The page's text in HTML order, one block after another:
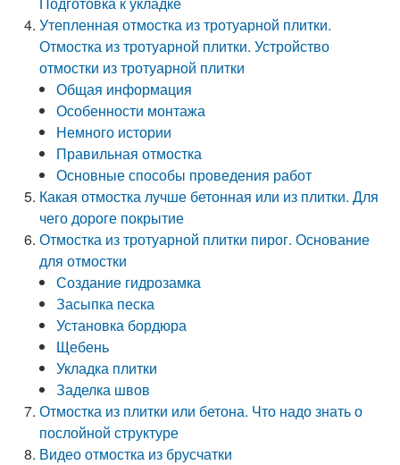
Утепленная отмостка из тротуарной плитки.
Отмостка из тротуарной плитки. Устройство
отмостки из тротуарной плитки
Общая информация
Особенности монтажа
Немного истории
Правильная отмостка
Основные способы проведения работ
Какая отмостка лучше бетонная или из плитки. Для
чего дороге покрытие
Отмостка из тротуарной плитки пирог. Основание
для отмостки
Создание гидрозамка
Засыпка песка
Установка бордюра
Щебень
Укладка плитки
Заделка швов
Отмостка из плитки или бетона. Что надо знать о
послойной структуре
Видео отмостка из брусчатки